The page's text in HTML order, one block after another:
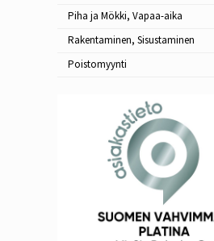
Piha ja Mökki, Vapaa-aika
Rakentaminen, Sisustaminen
Poistomyynti